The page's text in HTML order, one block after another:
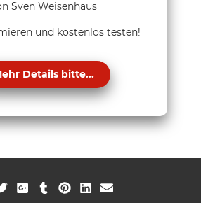
Sven Weisenhaus
und kostenlos testen!
Details bitte...